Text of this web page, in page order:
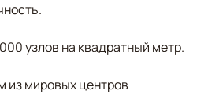
узлов на квадратный метр.
из мировых центров